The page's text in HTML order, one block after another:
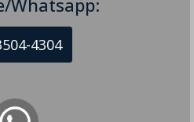
Whatsapp:
4304
É Perigoso? Tem
- Há esperança e